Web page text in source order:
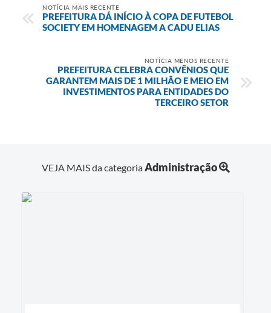
NOTÍCIA MAIS RECENTE
PREFEITURA DÁ INÍCIO À COPA DE FUTEBOL
SOCIETY EM HOMENAGEM A CADU ELIAS
NOTÍCIA MENOS RECENTE
PREFEITURA CELEBRA CONVÊNIOS QUE
GARANTEM MAIS DE 1 MILHÃO E MEIO EM
INVESTIMENTOS PARA ENTIDADES DO
TERCEIRO SETOR
VEJA MAIS da categoriaAdministração